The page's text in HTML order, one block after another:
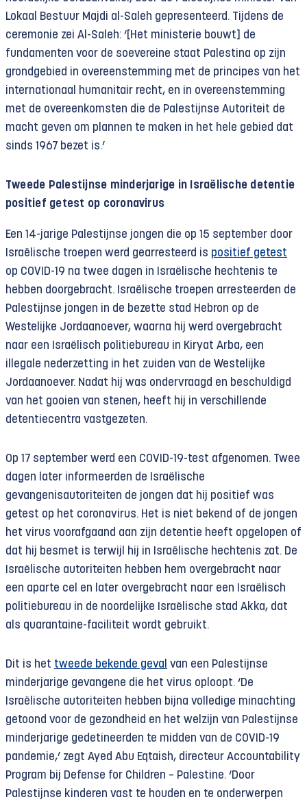
Lokaal Bestuur Majdi al-Saleh gepresenteerd. Tijdens de
ceremonie zei Al-Saleh: ‘[Het ministerie bouwt] de
fundamenten voor de soevereine staat Palestina op zijn
grondgebied in overeenstemming met de principes van het
internationaal humanitair recht, en in overeenstemming
met de overeenkomsten die de Palestijnse Autoriteit de
macht geven om plannen te maken in het hele gebied dat
sinds 1967 bezet is.’
Tweede Palestijnse minderjarige in Israëlische detentie
positief getest op coronavirus
Een 14-jarige Palestijnse jongen die op 15 september door
Israëlische troepen werd gearresteerd is positief getest
op COVID-19 na twee dagen in Israëlische hechtenis te
hebben doorgebracht. Israëlische troepen arresteerden de
Palestijnse jongen in de bezette stad Hebron op de
Westelijke Jordaanoever, waarna hij werd overgebracht
naar een Israëlisch politiebureau in Kiryat Arba, een
illegale nederzetting in het zuiden van de Westelijke
Jordaanoever. Nadat hij was ondervraagd en beschuldigd
van het gooien van stenen, heeft hij in verschillende
detentiecentra vastgezeten.
Op 17 september werd een COVID-19-test afgenomen. Twee
dagen later informeerden de Israëlische
gevangenisautoriteiten de jongen dat hij positief was
getest op het coronavirus. Het is niet bekend of de jongen
het virus voorafgaand aan zijn detentie heeft opgelopen of
dat hij besmet is terwijl hij in Israëlische hechtenis zat. De
Israëlische autoriteiten hebben hem overgebracht naar
een aparte cel en later overgebracht naar een Israëlisch
politiebureau in de noordelijke Israëlische stad Akka, dat
als quarantaine-faciliteit wordt gebruikt.
Dit is het tweede bekende geval van een Palestijnse
minderjarige gevangene die het virus oploopt. ‘De
Israëlische autoriteiten hebben bijna volledige minachting
getoond voor de gezondheid en het welzijn van Palestijnse
minderjarige gedetineerden te midden van de COVID-19
pandemie,’ zegt Ayed Abu Eqtaish, directeur Accountability
Program bij Defense for Children – Palestine. ‘Door
Palestijnse kinderen vast te houden en te onderwerpen